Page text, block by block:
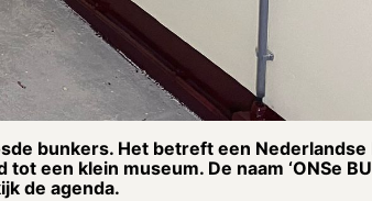
bunkers. Het betreft een
een klein museum. De naam ‘ONSe
de agenda.